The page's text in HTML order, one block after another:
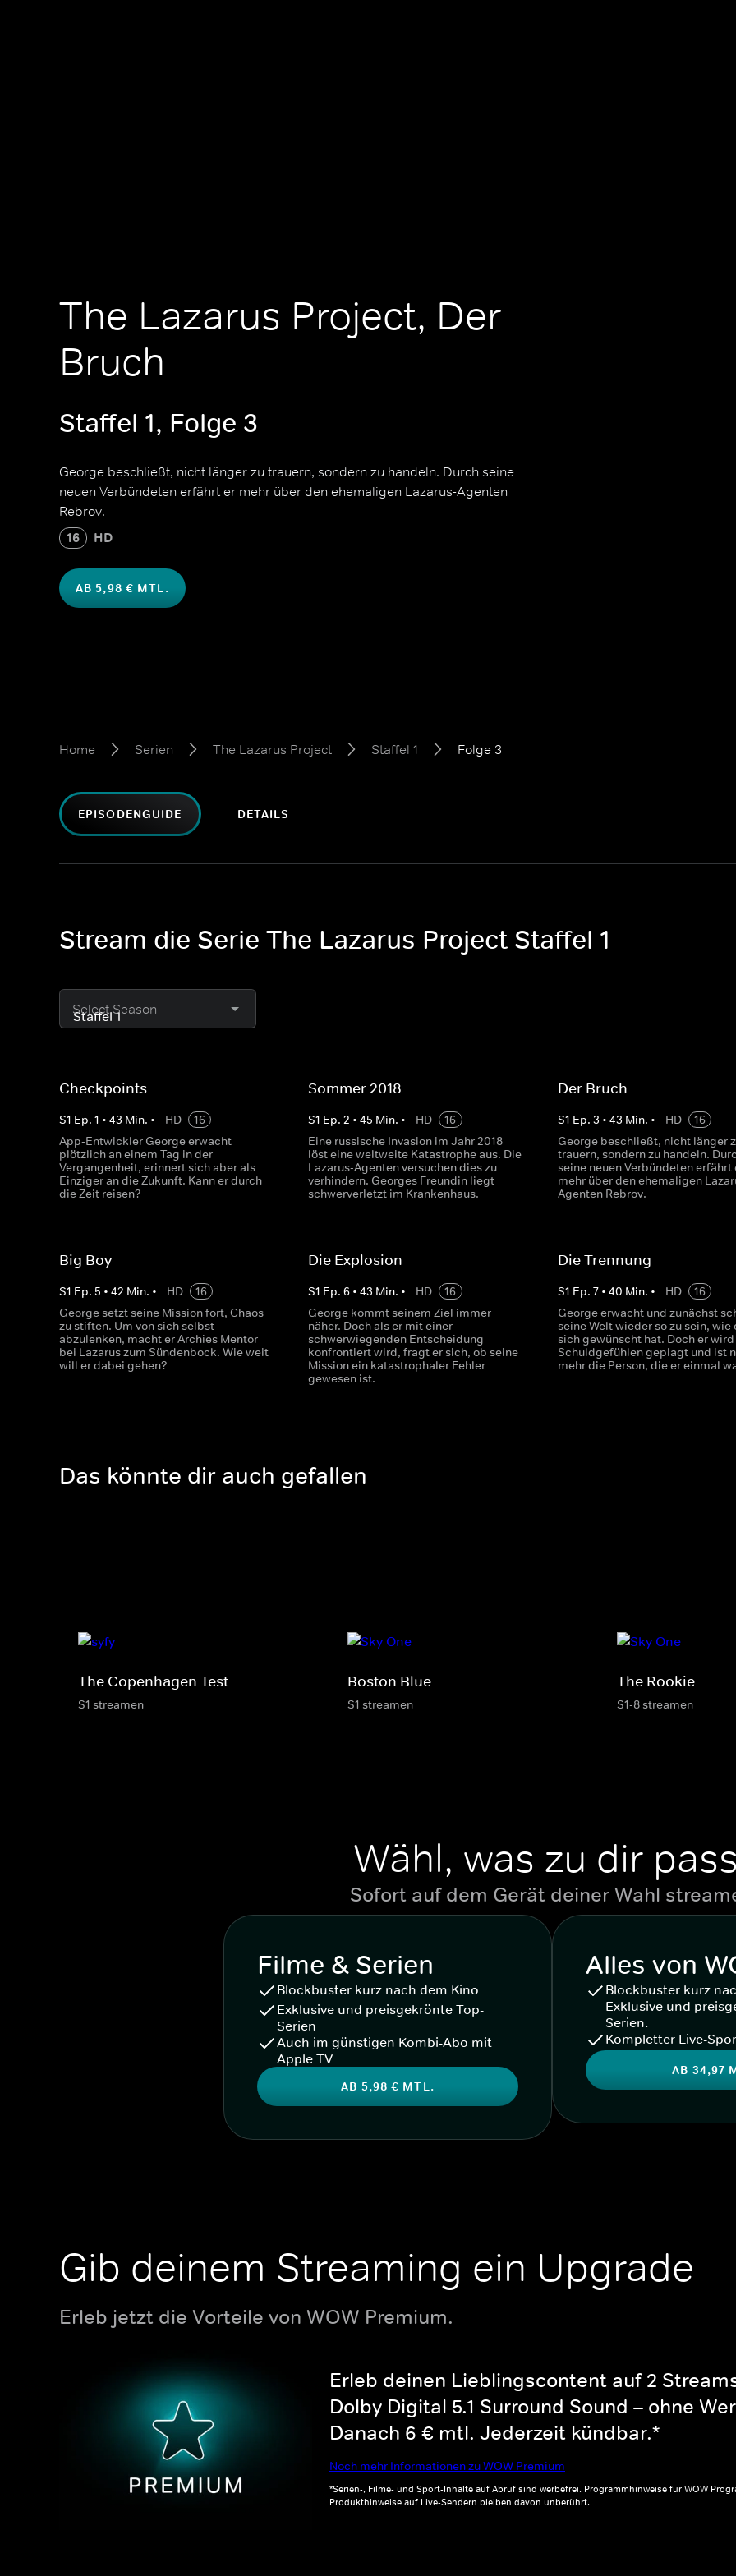
The Lazarus Project, Der
Bruch
Staffel 1, Folge 3
George beschließt, nicht länger zu trauern, sondern zu handeln. Durch seine
neuen Verbündeten erfährt er mehr über den ehemaligen Lazarus-Agenten
Rebrov.
16 HD
AB 5,98 € MTL.
Home Serien The Lazarus Project Staffel 1 Folge 3
EPISODENGUIDE DETAILS
Stream die Serie The Lazarus Project Staffel 1
Select Season
Checkpoints
S1 Ep. 1 • 43 Min. • HD
16
App-Entwickler George erwacht
plötzlich an einem Tag in der
Vergangenheit, erinnert sich aber als
Einziger an die Zukunft. Kann er durch
die Zeit reisen?
Sommer 2018
S1 Ep.2 •45 Min. • HD
16
Eine russische Invasion im Jahr 2018
löst eine weltweite Katastrophe aus. Die
Lazarus-Agenten versuchen dies zu
verhindern. Georges Freundin liegt
schwerverletzt im Krankenhaus.
Der Bruch
S1 Ep. 3 • 43 Min. • HD
16
George beschließt, nicht länger
trauern, sondern zu handeln.
seine neuen Verbündeten erfährt
mehr über den ehemaligen
Agenten Rebrov.
Big Boy
S1 Ep. 5 • 42 Min. • HD
16
George setzt seine Mission fort, Chaos
zu stiften. Um von sich selbst
abzulenken, macht er Archies Mentor
bei Lazarus zum Sündenbock. Wie weit
will er dabei gehen?
Die Explosion
S1 Ep.6 •43 Min. • HD
16
George kommt seinem Ziel immer
näher. Doch als er mit einer
schwerwiegenden Entscheidung
konfrontiert wird, fragt er sich, ob seine
Mission ein katastrophaler Fehler
gewesen ist.
Die Trennung
S1 Ep. 7• 40 Min. • HD
16
George erwacht und zunächst
seine Welt wieder so zu sein, wie
sich gewünscht hat. Doch er wird
Schuldgefühlen geplagt und ist
mehr die Person, die er einmal
Das könnte dir auch gefallen
The Copenhagen Test
S1 streamen
Boston Blue
S1 streamen
The Rookie
S1-8 streamen
Wähl, was zu dir
Sofort auf dem Gerät deiner Wahl
Filme & Serien
Blockbuster kurz nach dem Kino
Exklusive und preisgekrönte Top-
Serien
Auch im günstigen Kombi-Abo mit
Apple TV
AB 5,98 € MTL.
Alles von
Blockbuster kurz
Exklusive und
Serien.
Kompletter Live-
AB 34,97
Gib deinem Streaming ein Upgrade
Erleb jetzt die Vorteile von WOW Premium.
Erleb deinen Lieblingscontent auf 2
Dolby Digital 5.1 Surround Sound – ohne
Danach 6 € mtl. Jederzeit kündbar.*
Noch mehr Informationen zu WOW Premium
*Serien-, Filme- und Sport-Inhalte auf Abruf sind werbefrei. Programmhinweise für WOW
Produkthinweise auf Live-Sendern bleiben davon unberührt.